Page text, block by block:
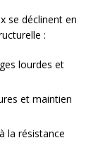
se déclinent en
:
lourdes et
et maintien
la résistance